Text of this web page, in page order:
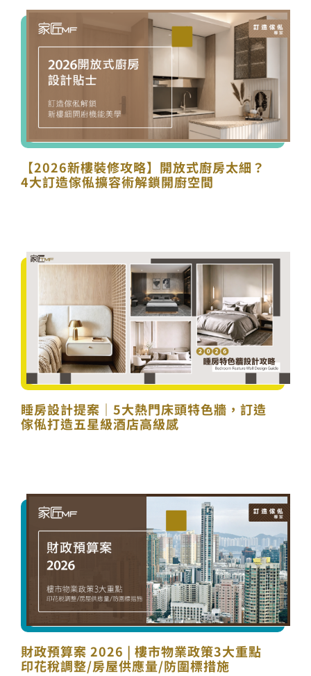
【2026新樓裝修攻略】開放式廚房太細？
4大訂造傢俬擴容術解鎖開廚空間
睡房設計提案｜5大熱門床頭特色牆，訂造
傢俬打造五星級酒店高級感
財政預算案 2026 | 樓市物業政策3大重點
印花稅調整/房屋供應量/防圍標措施